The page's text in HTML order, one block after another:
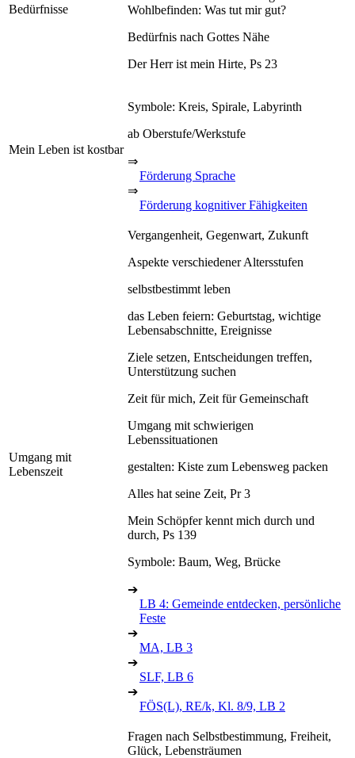
Bedürfnisse
Wohlbefinden: Was tut mir gut?
Bedürfnis nach Gottes Nähe
Der Herr ist mein Hirte, Ps 23
Mein Leben ist kostbar
Symbole: Kreis, Spirale, Labyrinth
ab Oberstufe/Werkstufe
⇒
Förderung Sprache
⇒
Förderung kognitiver Fähigkeiten
Umgang mit
Lebenszeit
Vergangenheit, Gegenwart, Zukunft
Aspekte verschiedener Altersstufen
selbstbestimmt leben
das Leben feiern: Geburtstag, wichtige
Lebensabschnitte, Ereignisse
Ziele setzen, Entscheidungen treffen,
Unterstützung suchen
Zeit für mich, Zeit für Gemeinschaft
Umgang mit schwierigen
Lebenssituationen
gestalten: Kiste zum Lebensweg packen
Alles hat seine Zeit, Pr 3
Mein Schöpfer kennt mich durch und
durch, Ps 139
Symbole: Baum, Weg, Brücke
➔
LB 4: Gemeinde entdecken, persönliche
Feste
➔
MA, LB 3
➔
SLF, LB 6
➔
FÖS(L), RE/k, Kl. 8/9, LB 2
Fragen nach Selbstbestimmung, Freiheit,
Glück, Lebensträumen